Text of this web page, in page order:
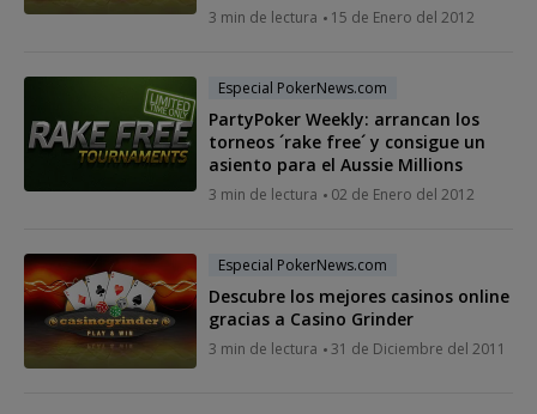
3 min de lectura 15 de Enero del 2012
Especial PokerNews.com
PartyPoker Weekly: arrancan los
torneos ´rake free´ y consigue un
asiento para el Aussie Millions
3 min de lectura 02 de Enero del 2012
Especial PokerNews.com
Descubre los mejores casinos online
gracias a Casino Grinder
3 min de lectura 31 de Diciembre del 2011